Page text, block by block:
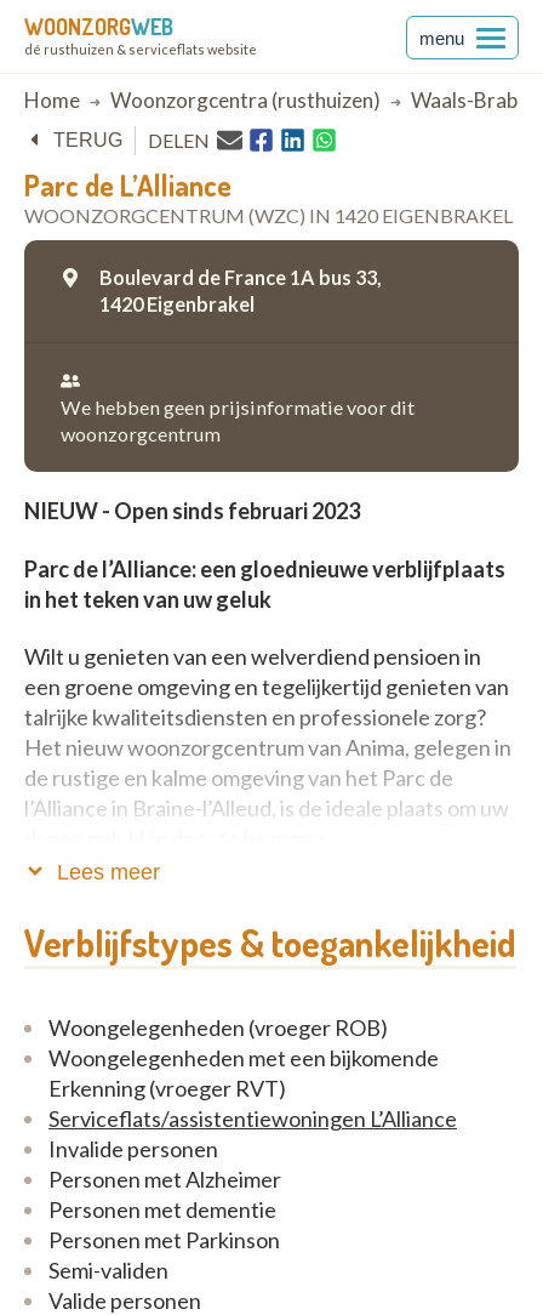
WOONZORGWEB
dé rusthuizen & serviceflats website
menu
Breadcrumb
Home Woonzorgcentra (rusthuizen) Waals-
Parc de L’Alliance
WOONZORGCENTRUM (WZC) IN 1420 EIGENBRAKEL
TERUG DELEN
Boulevard de France 1A bus 33,
1420 Eigenbrakel
We hebben geen prijsinformatie voor dit
woonzorgcentrum
NIEUW - Open sinds februari 2023
Parc de l’Alliance: een gloednieuwe verblijfplaats
in het teken van uw geluk
Wilt u genieten van een welverdiend pensioen in
een groene omgeving en tegelijkertijd genieten van
talrijke kwaliteitsdiensten en professionele zorg?
Het nieuw woonzorgcentrum van Anima, gelegen in
de rustige en kalme omgeving van het Parc de
l’Alliance in Braine-l’Alleud, is de ideale plaats om uw
woonzorgcentrum en de appartementen van onze
assistentiewoningen, uitgerust met alle
Lees meer
Verblijfstypes & toegankelijkheid
Woongelegenheden (vroeger ROB)
Woongelegenheden met een bijkomende
Erkenning (vroeger RVT)
Serviceflats/assistentiewoningen L’Alliance
Invalide personen
Personen met Alzheimer
Personen met dementie
Personen met Parkinson
Semi-validen
Valide personen